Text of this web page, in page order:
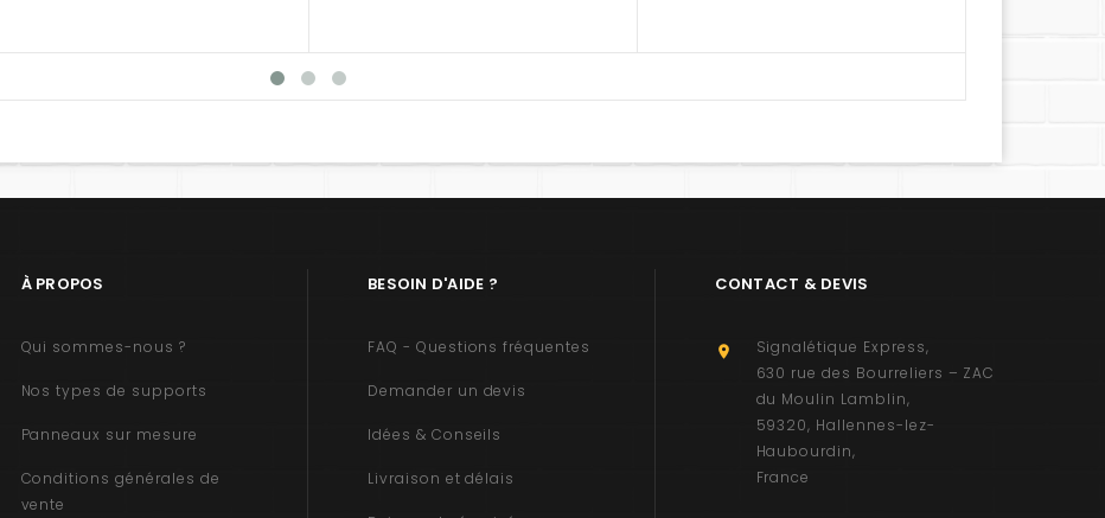
À PROPOS
Qui sommes-nous ?
Nos types de supports
Panneaux sur mesure
Conditions générales de
vente
BESOIN D'AIDE ?
FAQ - Questions fréquentes
Demander un devis
Idées & Conseils
Livraison et délais
CONTACT & DEVIS

Signalétique Express
630 rue des Bourreliers – ZAC
du Moulin Lamblin
59320 Hallennes-lez-
Haubourdin
France